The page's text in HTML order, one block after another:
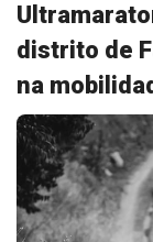
distrito de
na